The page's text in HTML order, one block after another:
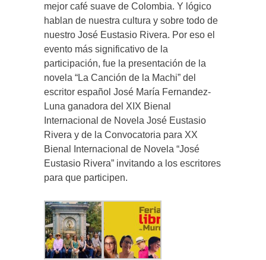
mejor café suave de Colombia. Y lógico
hablan de nuestra cultura y sobre todo de
nuestro José Eustasio Rivera. Por eso el
evento más significativo de la
participación, fue la presentación de la
novela “La Canción de la Machi” del
escritor español José María Fernandez-
Luna ganadora del XIX Bienal
Internacional de Novela José Eustasio
Rivera y de la Convocatoria para XX
Bienal Internacional de Novela “José
Eustasio Rivera” invitando a los escritores
para que participen.